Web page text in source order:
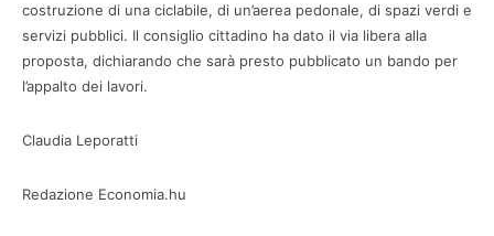
costruzione di una ciclabile, di un’aerea pedonale, di spazi verdi e
servizi pubblici. Il consiglio cittadino ha dato il via libera alla
proposta, dichiarando che sarà presto pubblicato un bando per
l’appalto dei lavori.
Claudia Leporatti
Redazione Economia.hu